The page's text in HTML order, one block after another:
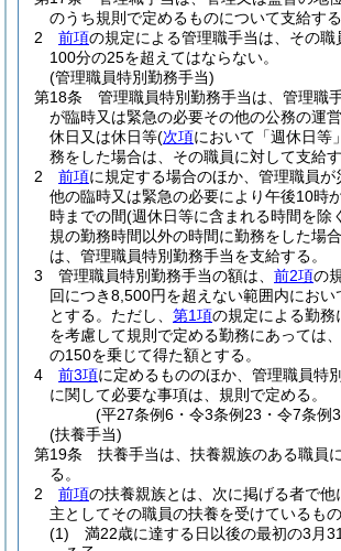
のうち規則で定めるものについて支給する
2
前項の規定による管理職手当は、その職
100分の25を超えてはならない。
(管理職員特別勤務手当)
第18条
管理職員特別勤務手当は、管理職
が臨時又は緊急の必要その他の公務の運
休日又は休日等(次項において「週休日等
務をした場合は、その職員に対して支給す
2
前項に規定する場合のほか、管理職員
他の臨時又は緊急の必要により午後10時
時までの間(週休日等に含まれる時間を除
規の勤務時間以外の時間に勤務をした場
は、管理職員特別勤務手当を支給する。
3
管理職員特別勤務手当の額は、 前2項の
回につき8,500円を超えない範囲内にお
とする。 ただし、 第1項の規定による勤務
を考慮して規則で定める勤務にあっては
の150を乗じて得た額とする。
4
前3項に定めるもののほか、管理職員特
に関して必要な事項は、規則で定める。
(平27条例6・令3条例23・令7条例
(扶養手当)
第19条
扶養手当は、扶養親族のある職員
る。
2
前項の扶養親族とは、次に掲げる者で他
主としてその職員の扶養を受けているもの
(1)
満22歳に達する日以後の最初の3月